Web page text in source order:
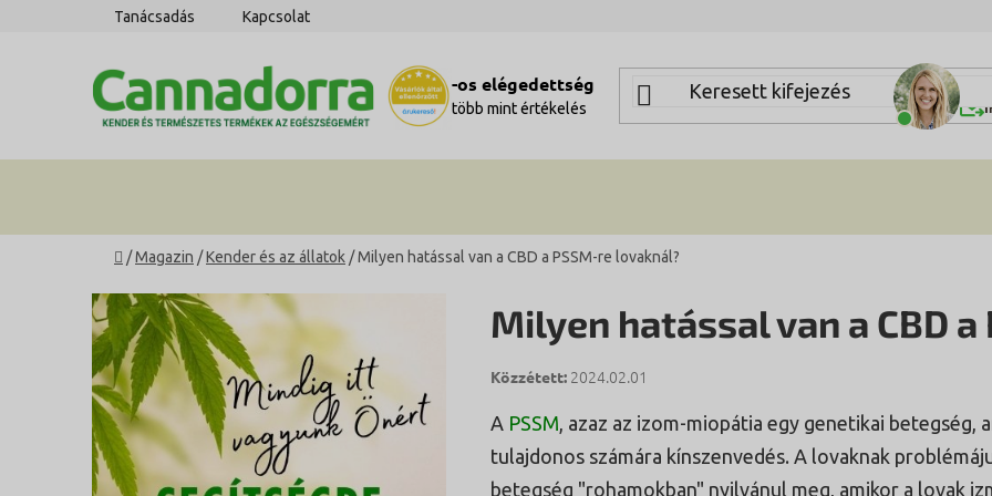
tartalomhoz
Tanácsadás Kapcsolat
-os elégedettség
több mintértékelés
Kezdőlap
/Magazin /Kender és az állatok /Milyen hatással van a CBD a PSSM-re lovaknál?
O
l
d
a
l
s
ó
Milyen hatással van a CBD
2024.02.01
A PSSM , azaz az izom-miopátia egy genetikai
tulajdonos számára kínszenvedés. A lovaknak
betegség "rohamokban" nyilvánul meg, amikor a lovak